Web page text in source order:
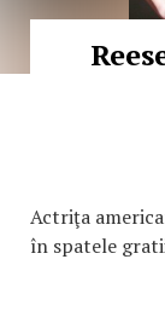
Actriţa
în spatele